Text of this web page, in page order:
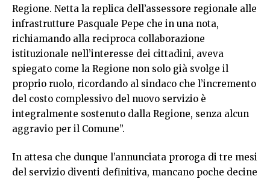
Regione. Netta la replica dell’assessore regionale alle
infrastrutture Pasquale Pepe che in una nota,
richiamando alla reciproca collaborazione
istituzionale nell’interesse dei cittadini, aveva
spiegato come la Regione non solo già svolge il
proprio ruolo, ricordando al sindaco che l’incremento
del costo complessivo del nuovo servizio è
integralmente sostenuto dalla Regione, senza alcun
aggravio per il Comune”.
In attesa che dunque l’annunciata proroga di tre mesi
del servizio diventi definitiva, mancano poche decine